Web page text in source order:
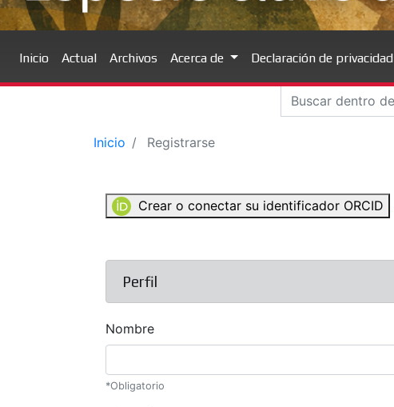
Inicio Actual Archivos Acerca de Declaración de privacidad
Inicio Registrarse
Crear o conectar su identificador ORCID
Perfil
Nombre
*Obligatorio